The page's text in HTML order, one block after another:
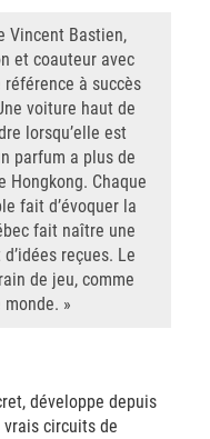
Vincent Bastien,
et coauteur avec
à succès
voiture haut de
lorsqu’elle est
parfum a plus de
Hongkong. Chaque
fait d’évoquer la
fait naître une
reçues. Le
de jeu, comme
monde. »
développe depuis
circuits de